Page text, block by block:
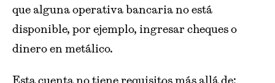
que alguna operativa bancaria no está
disponible, por ejemplo, ingresar cheques o
dinero en metálico.